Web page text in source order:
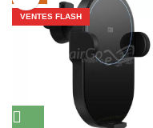
VENTES FLASH